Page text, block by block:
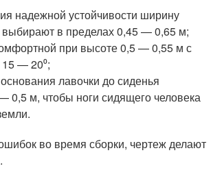
надежной устойчивости ширину
выбирают в пределах 0,45 — 0,65 м;
при высоте 0,5 — 0,55 м с
15 — 20⁰;
лавочки до сиденья
0,5 м, чтобы ноги сидящего человека
во время сборки, чертеж делают